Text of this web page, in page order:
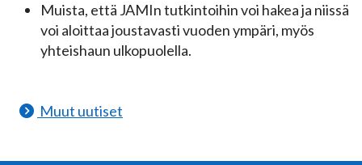
Muista, että JAMIn tutkintoihin voi hakea ja niissä
voi aloittaa joustavasti vuoden ympäri, myös
yhteishaun ulkopuolella.
Muut uutiset